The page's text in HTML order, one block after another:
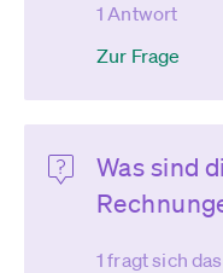
1 Antwort
Zur Frage
Was sind
1 fragt sich das